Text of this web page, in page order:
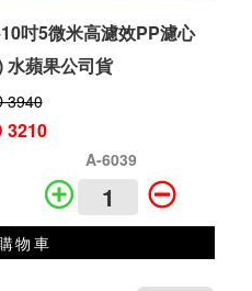
吋5微米高濾效PP濾心
水蘋果公司貨
3940
3210
A-6039
物車